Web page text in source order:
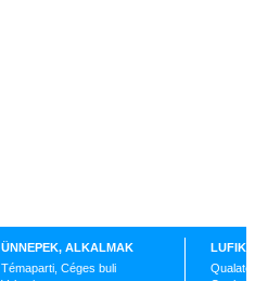
ÜNNEPEK, ALKALMAK
Témaparti, Céges buli
LUFIK